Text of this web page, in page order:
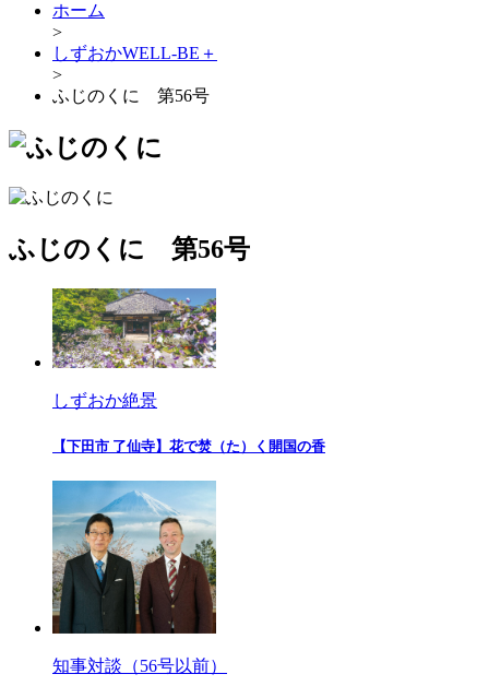
ホーム
>
しずおかWELL-BE＋
>
ふじのくに 第56号
ふじのくに 第56号
しずおか絶景
【下田市 了仙寺】花で焚（た）く開国の香
知事対談（56号以前）